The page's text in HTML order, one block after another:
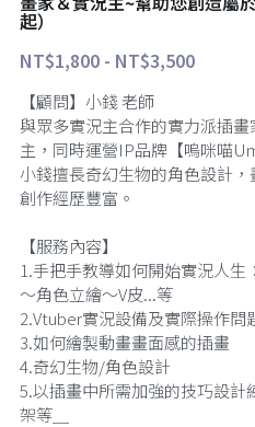
【同人展】三創生活
【市集】一日微笑-漫
（2022/5/15）
起）
NT$1,800 - NT$3,500
【顧問】小錢 老師
與眾多實況主合作的實力派插
主，同時運營IP品牌【嗚咪喵
小錢擅長奇幻生物的角色設計，
創作經歷豐富。
【服務內容】
1.手把手教導如何開始實況人生
～角色立繪～V皮...等
2.Vtuber實況設備及實際操作問
3.如何繪製動畫畫面感的插畫
4.奇幻生物/角色設計
5.以插畫中所需加強的技巧設計
架等＿